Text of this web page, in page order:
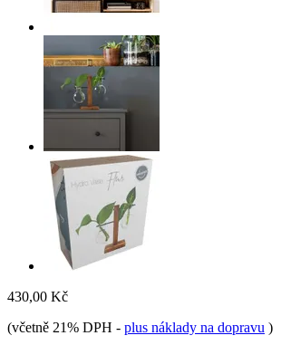
430,00 Kč
(včetně 21% DPH - plus náklady na dopravu )